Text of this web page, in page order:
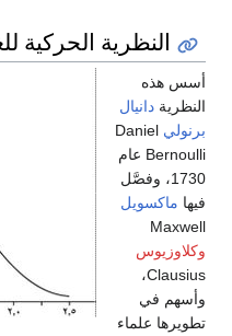
النظرية الحركية
أسس هذه
النظرية دانيال
برنولي Daniel
Bernoulli عام
1730، وفصَّل
فيها ماكسويل
Maxwell
وكلاوزيوس
Clausius،
وأسهم في
تطويرها علماء